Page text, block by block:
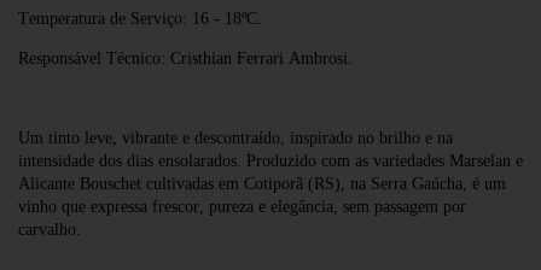
Temperatura de Serviço: 16 - 18ºC.
Responsável Técnico: Cristhian Ferrari Ambrosi.
Um tinto leve, vibrante e descontraído, inspirado no brilho e na
intensidade dos dias ensolarados. Produzido com as variedades Marselan e
Alicante Bouschet cultivadas em Cotiporã (RS), na Serra Gaúcha, é um
vinho que expressa frescor, pureza e elegância, sem passagem por
carvalho.